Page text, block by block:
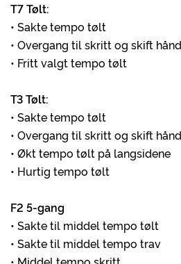
T7 Tølt:
• Sakte tempo tølt
• Overgang til skritt og skift hånd
• Fritt valgt tempo tølt
T3 Tølt:
• Sakte tempo tølt
• Overgang til skritt og skift hånd
• Økt tempo tølt på langsidene
• Hurtig tempo tølt
F2 5-gang
• Sakte til middel tempo tølt
• Sakte til middel tempo trav